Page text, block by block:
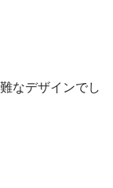
なデザインでし